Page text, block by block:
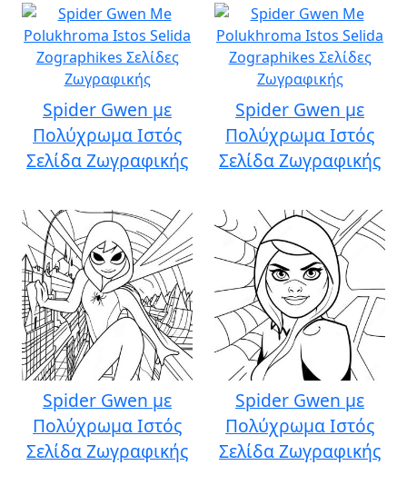
Spider Gwen με
Πολύχρωμα Ιστός
Σελίδα Ζωγραφικής
Spider Gwen με
Πολύχρωμα Ιστός
Σελίδα Ζωγραφικής
Spider Gwen με
Πολύχρωμα Ιστός
Σελίδα Ζωγραφικής
Spider Gwen με
Πολύχρωμα Ιστός
Σελίδα Ζωγραφικής